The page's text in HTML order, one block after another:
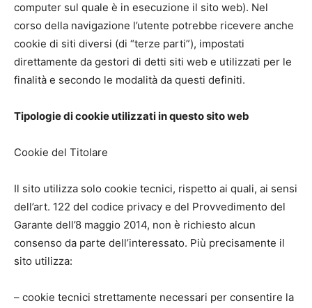
computer sul quale è in esecuzione il sito web). Nel
corso della navigazione l’utente potrebbe ricevere anche
cookie di siti diversi (di “terze parti”), impostati
direttamente da gestori di detti siti web e utilizzati per le
finalità e secondo le modalità da questi definiti.
Tipologie di cookie utilizzati in questo sito web
Cookie del Titolare
Il sito utilizza solo cookie tecnici, rispetto ai quali, ai sensi
dell’art. 122 del codice privacy e del Provvedimento del
Garante dell’8 maggio 2014, non è richiesto alcun
consenso da parte dell’interessato. Più precisamente il
sito utilizza:
– cookie tecnici strettamente necessari per consentire la